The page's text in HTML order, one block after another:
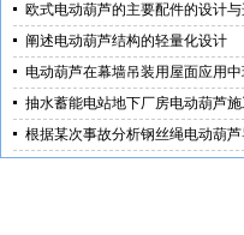
欧式电动葫芦的主要配件的设计与
阐述电动葫芦结构的轻量化设计
电动葫芦在幕墙吊装用屋面应用
抽水蓄能电站地下厂房电动葫芦施
根据某次事故分析钢丝绳电动葫